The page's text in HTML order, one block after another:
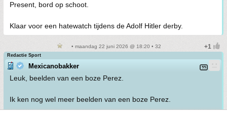
Present, bord op schoot.
Klaar voor een hatewatch tijdens de Adolf Hitler derby.
• maandag 22 juni 2026 @ 18:20 • 32
Redactie Sport
Mexicanobakker
Leuk, beelden van een boze Perez.
Ik ken nog wel meer beelden van een boze Perez.